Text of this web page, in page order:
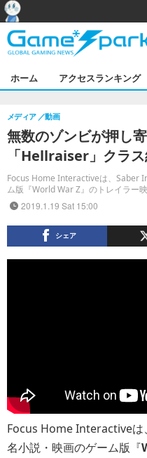
ホーム アクセスランキング
無数のゾンビが押し
「Hellraiser」クラ
Focus Home Interactiveは、Saber
ム版『World War Z』のトレイラー
メディア 動画
2019.1.19 Sat 15:00
シェア
Focus Home Interactive
名小説・映画のゲーム版『